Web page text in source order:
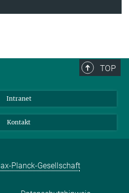
TOP
Intranet
Kontakt
Planck-Gesellschaft